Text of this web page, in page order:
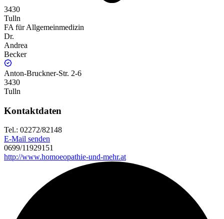
3430
Tulln
FA für Allgemeinmedizin
Dr.
Andrea
Becker
Anton-Bruckner-Str. 2-6
3430
Tulln
Kontaktdaten
Tel.: 02272/82148
E-Mail senden
0699/11929151
http://www.homoeopathie-und-mehr.at